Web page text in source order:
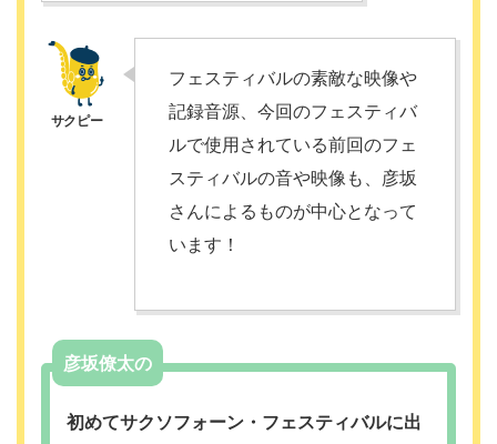
フェスティバルの素敵な映像や
記録音源、今回のフェスティバ
ルで使用されている前回のフェ
スティバルの音や映像も、彦坂
さんによるものが中心となって
います！
彦坂僚太の
初めてサクソフォーン・フェスティバルに出